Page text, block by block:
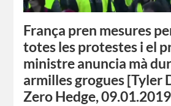
França pren mesures
totes les protestes i el
ministre anuncia mà
armilles grogues [Tyler
Zero Hedge,